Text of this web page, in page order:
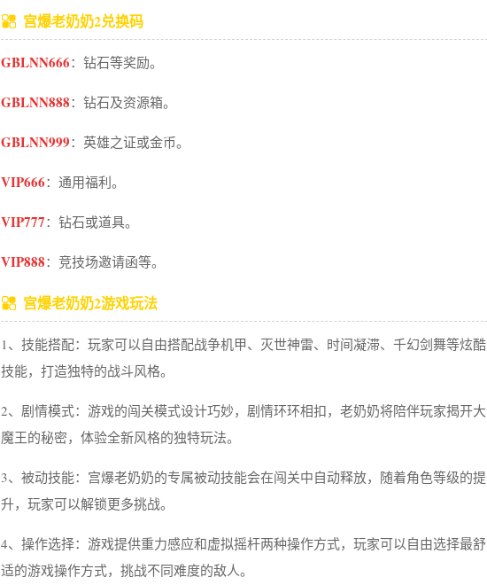
宫爆老奶奶2兑换码
GBLNN666‌：钻石等奖励。
GBLNN888‌：钻石及资源箱。
GBLNN999‌：英雄之证或金币。‌‌
VIP666‌：通用福利。
VIP777‌：钻石或道具。
VIP888‌：竞技场邀请函等。‌‌
宫爆老奶奶2游戏玩法
1、技能搭配：玩家可以自由搭配战争机甲、灭世神雷、时间凝滞、千幻剑舞等炫酷
技能，打造独特的战斗风格。
2、剧情模式：游戏的闯关模式设计巧妙，剧情环环相扣，老奶奶将陪伴玩家揭开大
魔王的秘密，体验全新风格的独特玩法。
3、被动技能：宫爆老奶奶的专属被动技能会在闯关中自动释放，随着角色等级的提
升，玩家可以解锁更多挑战。
4、操作选择：游戏提供重力感应和虚拟摇杆两种操作方式，玩家可以自由选择最舒
适的游戏操作方式，挑战不同难度的敌人。